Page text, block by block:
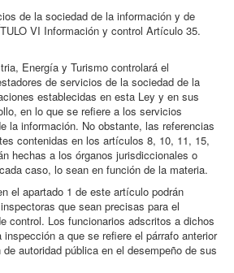
de la sociedad de la información y de
VI Información y control Artículo 35.
Energía y Turismo controlará el
de servicios de la sociedad de la
establecidas en esta Ley y en sus
en lo que se refiere a los servicios
la información. No obstante, las referencias
contenidas en los artículos 8, 10, 11, 15,
hechas a los órganos jurisdiccionales o
caso, lo sean en función de la materia.
el apartado 1 de este artículo podrán
que sean precisas para el
control. Los funcionarios adscritos a dichos
a que se refiere el párrafo anterior
autoridad pública en el desempeño de sus